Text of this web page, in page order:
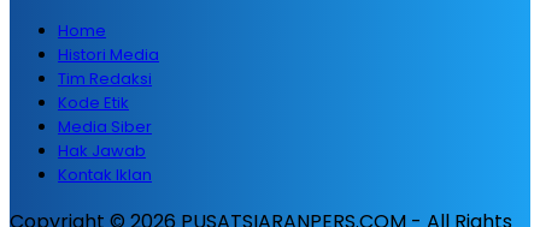
Home
Histori Media
Tim Redaksi
Kode Etik
Media Siber
Hak Jawab
Kontak Iklan
Copyright © 2026 PUSATSIARANPERS.COM - All Rights